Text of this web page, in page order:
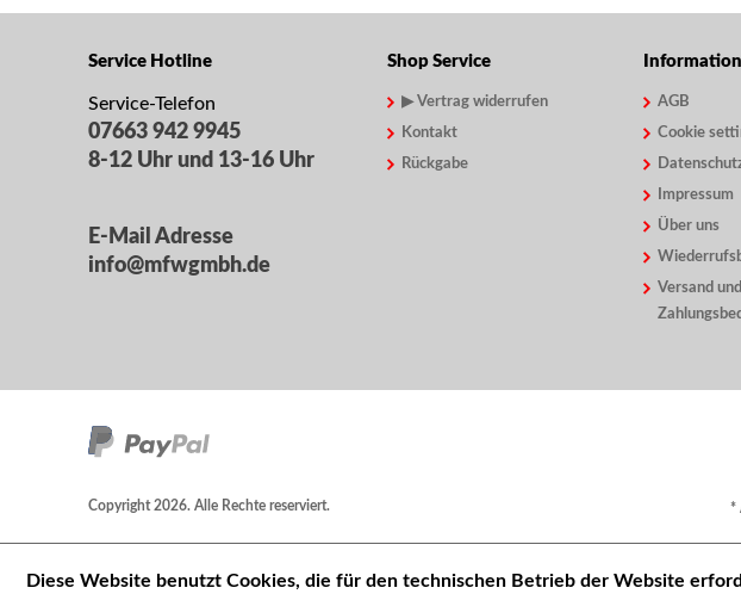
Service Hotline
Service-Telefon
07663 942 9945
8-12 Uhr und 13-16 Uhr
E-Mail Adresse
info@mfwgmbh.de
Shop Service
▶ Vertrag widerrufen
Kontakt
Rückgabe
AGB
Cookie
Impressum
Über uns
Versand und
Copyright 2026. Alle Rechte reserviert. *
Diese Website benutzt Cookies, die für den technischen Betrieb der Website